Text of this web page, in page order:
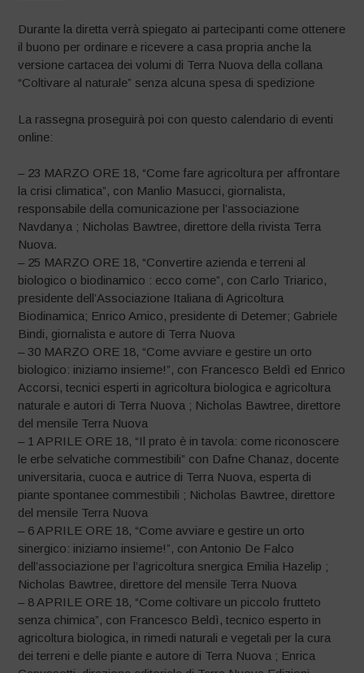
Durante la diretta verrà spiegato ai partecipanti come ottenere
il buono per ordinare e ricevere a casa propria anche la
versione cartacea dei volumi di Terra Nuova della collana
“Coltivare al naturale” senza alcuna spesa di spedizione
La rassegna proseguirà poi con questo calendario di eventi
online:
– 23 MARZO ORE 18, “Come fare agricoltura per affrontare
la crisi climatica”, con Manlio Masucci, giornalista,
responsabile della comunicazione per l’associazione
Navdanya ; Nicholas Bawtree, direttore della rivista Terra
Nuova.
– 25 MARZO ORE 18, “Convertire azienda e terreni al
biologico o biodinamico : ecco come”, con Carlo Triarico,
presidente dell’Associazione Italiana di Agricoltura
Biodinamica; Enrico Amico, presidente di Detemer; Gabriele
Bindi, giornalista e autore di Terra Nuova
– 30 MARZO ORE 18, “Come avviare e gestire un orto
biologico: iniziamo insieme!”, con Francesco Beldì ed Enrico
Accorsi, tecnici esperti in agricoltura biologica e agricoltura
naturale e autori di Terra Nuova ; Nicholas Bawtree, direttore
del mensile Terra Nuova
– 1 APRILE ORE 18, “Il prato è in tavola: come riconoscere
le erbe selvatiche commestibili” con Dafne Chanaz, docente
universitaria, cuoca e autrice di Terra Nuova, esperta di
piante spontanee commestibili ; Nicholas Bawtree, direttore
del mensile Terra Nuova
– 6 APRILE ORE 18, “Come avviare e gestire un orto
sinergico: iniziamo insieme!”, con Antonio De Falco
dell’associazione per l’agricoltura snergica Emilia Hazelip ;
Nicholas Bawtree, direttore del mensile Terra Nuova
– 8 APRILE ORE 18, “Come coltivare un piccolo frutteto
senza chimica”, con Francesco Beldì, tecnico esperto in
agricoltura biologica, in rimedi naturali e vegetali per la cura
dei terreni e delle piante e autore di Terra Nuova ; Enrica